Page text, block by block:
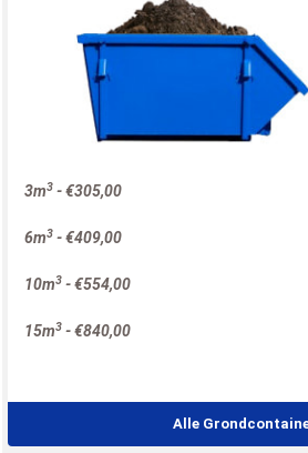
3m3 -€305,00
6m3 -€409,00
10m3 -€554,00
15m3 -€840,00
Alle